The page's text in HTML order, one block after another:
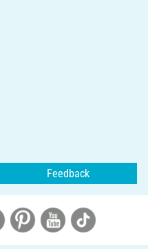
Feedback